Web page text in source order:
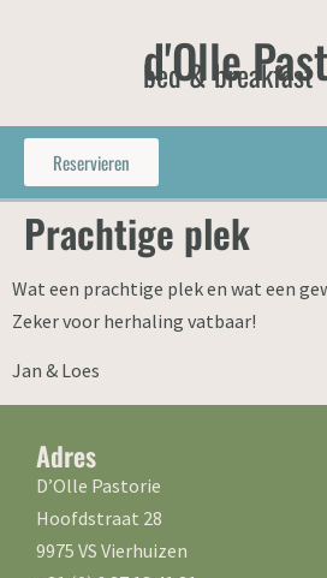
d'Olle
bed & breakfast
Reservieren
Prachtige plek
Wat een prachtige plek en wat een
Zeker voor herhaling vatbaar!
Jan & Loes
Adres
D’Olle Pastorie
Hoofdstraat 28
9975 VS Vierhuizen